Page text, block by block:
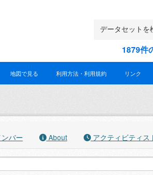
1879件
地図で見る 利用方法・利用規約 リンク
バー About アクティビティス